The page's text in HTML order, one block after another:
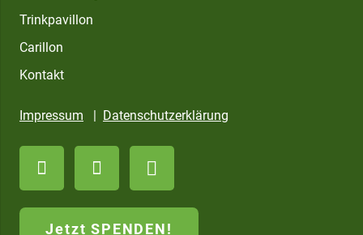
Trinkpavillon
Carillon
Kontakt
Impressum | Datenschutzerklärung
Jetzt SPENDEN!